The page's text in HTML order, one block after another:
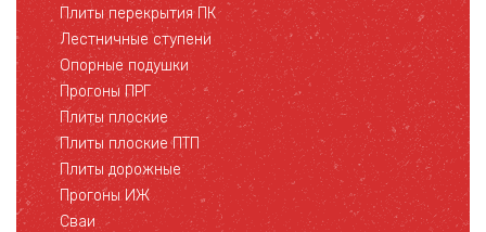
Плиты перекрытия ПК
Лестничные ступени
Опорные подушки
Прогоны ПРГ
Плиты плоские
Плиты плоские ПТП
Плиты дорожные
Прогоны ИЖ
Сваи